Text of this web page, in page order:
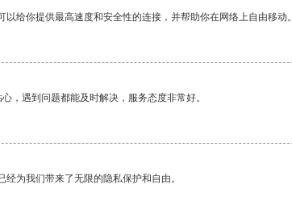
以给你提供最高速度和安全性的连接，并帮助你在网络上自由移动。
，遇到问题都能及时解决，服务态度非常好。
为我们带来了无限的隐私保护和自由。